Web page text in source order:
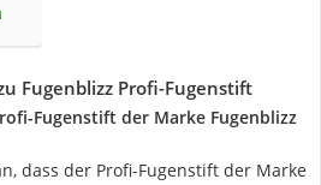
Fugenblizz Profi-Fugenstift
Fugenstift der Marke Fugenblizz
dass der Profi-Fugenstift der Marke